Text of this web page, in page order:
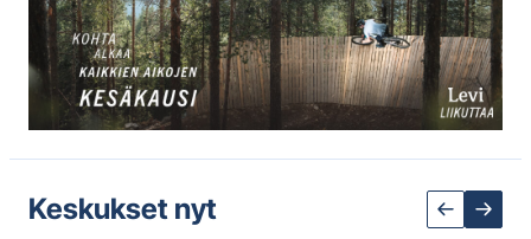
karusellisisällön
yli
seuraavaan
sisältöön
Keskukset nyt